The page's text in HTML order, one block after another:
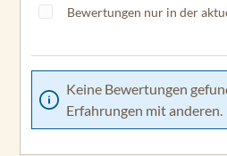
Bewertungen nur in der
Keine Bewertungen
Erfahrungen mit anderen.